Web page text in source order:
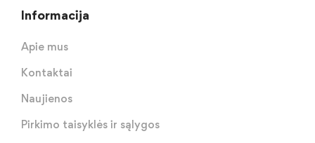
Informacija
Apie mus
Kontaktai
Naujienos
Pirkimo taisyklės ir sąlygos